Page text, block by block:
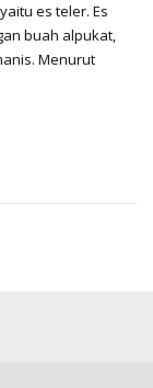
es teler. Es
buah alpukat,
Menurut